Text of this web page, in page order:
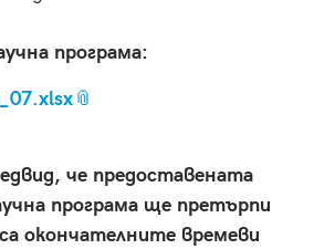
програма:
че предоставената
програма ще претърпи
окончателните времеви